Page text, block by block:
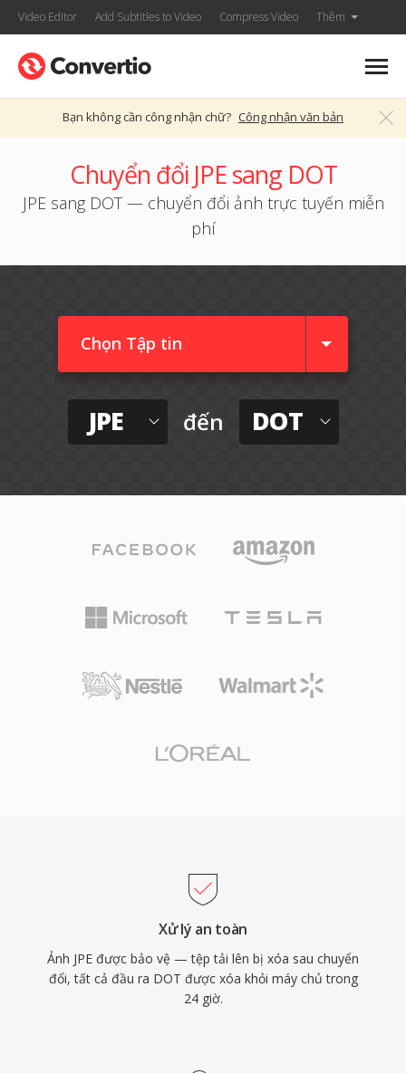
Video Editor Add Subtitles to Video Compress Video Thêm
Bạn không cần công nhận chữ? Công nhận văn bản
Chuyển đổi JPE sang DOT
JPE sang DOT — chuyển đổi ảnh trực tuyến miễn
phí
Chọn Tập tin
JPE đến DOT
Xử lý an toàn
Ảnh JPE được bảo vệ — tệp tải lên bị xóa sau chuyển
đổi, tất cả đầu ra DOT được xóa khỏi máy chủ trong
24 giờ.